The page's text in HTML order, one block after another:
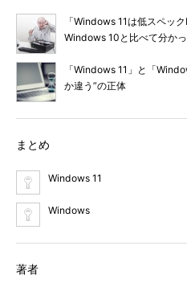
「Windows 11は低スペッ
Windows 10と比べて分か
「Windows 11」と「
か違う”の正体
まとめ
Windows 11
Windows
著者